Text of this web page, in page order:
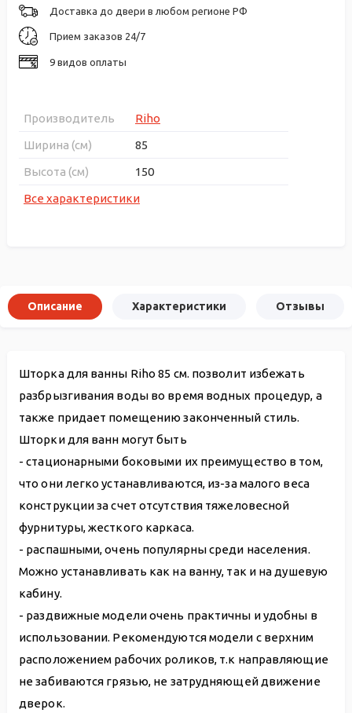
Доставка до двери в любом регионе РФ
Прием заказов 24/7
9 видов оплаты
Производитель
Riho
Ширина (см)
85
Высота (см)
150
Все характеристики
Описание Характеристики Отзывы
Шторка для ванны Riho 85 см. позволит избежать
разбрызгивания воды во время водных процедур, а
также придает помещению законченный стиль.
Шторки для ванн могут быть
- стационарными боковыми их преимущество в том,
что они легко устанавливаются, из-за малого веса
конструкции за счет отсутствия тяжеловесной
фурнитуры, жесткого каркаса.
- распашными, очень популярны среди населения.
Можно устанавливать как на ванну, так и на душевую
кабину.
- раздвижные модели очень практичны и удобны в
использовании. Рекомендуются модели с верхним
расположением рабочих роликов, т.к направляющие
не забиваются грязью, не затрудняющей движение
дверок.